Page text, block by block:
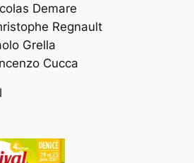
Demare
Regnault
Grella
Cucca